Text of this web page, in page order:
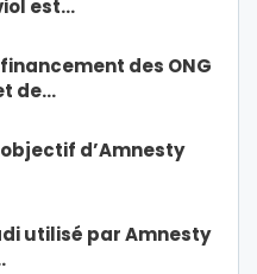
est…
des ONG
de…
d’Amnesty
utilisé par Amnesty